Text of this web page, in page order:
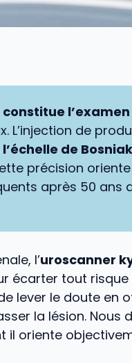
constitue
L’injection de
de
précision
après 50 ans
l’uroscanner
écarter tout risque
lever le doute en
la lésion. Nous
oriente